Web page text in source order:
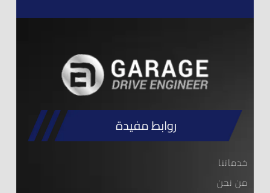
روابط مفيدة
خدماتنا
من نحن